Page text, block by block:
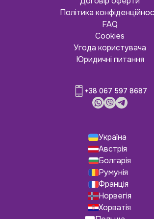
Політика
FAQ
Cookies
Угода користувача
Юридичні питання
+38 067 597 8687
Україна
Австрія
Болгарія
Румунія
Франція
Норвегія
Хорватія